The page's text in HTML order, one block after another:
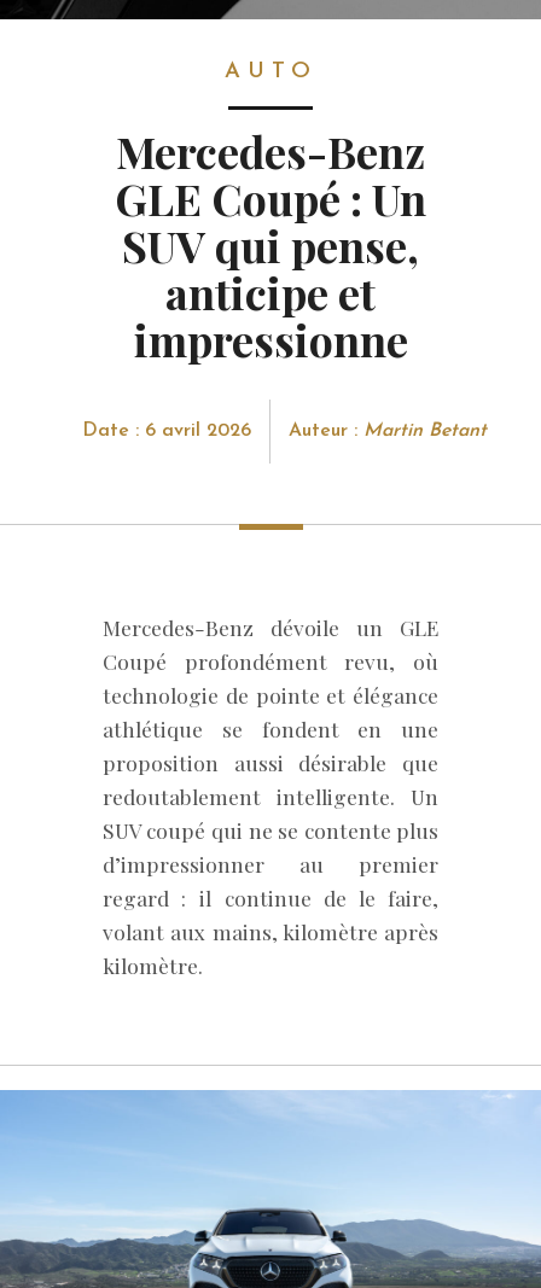
AUTO
Mercedes-Benz
GLE Coupé : Un
SUV qui pense,
anticipe et
impressionne
Date : 6 avril 2026 Auteur : Martin Betant
Mercedes-Benz dévoile un GLE
Coupé profondément revu, où
technologie de pointe et élégance
athlétique se fondent en une
proposition aussi désirable que
redoutablement intelligente. Un
SUV coupé qui ne se contente plus
d’impressionner au premier
regard : il continue de le faire,
volant aux mains, kilomètre après
kilomètre.